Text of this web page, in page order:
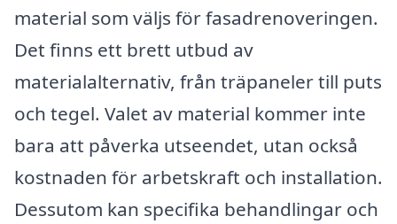
material som väljs för fasadrenoveringen.
Det finns ett brett utbud av
materialalternativ, från träpaneler till puts
och tegel. Valet av material kommer inte
bara att påverka utseendet, utan också
kostnaden för arbetskraft och installation.
Dessutom kan specifika behandlingar och